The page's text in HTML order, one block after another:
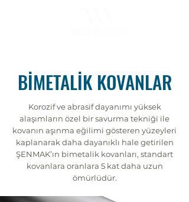
BİMETALİK KOVANLAR
Korozif ve abrasif dayanımı yüksek
alaşımların özel bir savurma tekniği ile
kovanın aşınma eğilimi gösteren yüzeyleri
kaplanarak daha dayanıklı hale getirilen
ŞENMAK’ın bimetalik kovanları, standart
kovanlara oranlara 5 kat daha uzun
ömürlüdür.